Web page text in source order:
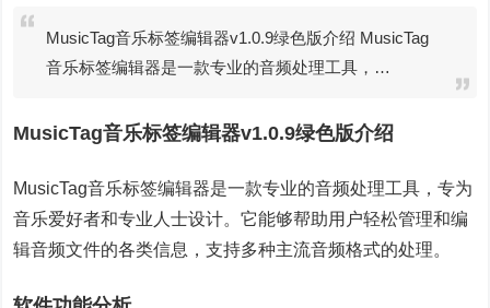
MusicTag音乐标签编辑器v1.0.9绿色版介绍 MusicTag
音乐标签编辑器是一款专业的音频处理工具，…
MusicTag音乐标签编辑器v1.0.9绿色版介绍
MusicTag音乐标签编辑器是一款专业的音频处理工具，专为
音乐爱好者和专业人士设计。它能够帮助用户轻松管理和编
辑音频文件的各类信息，支持多种主流音频格式的处理。